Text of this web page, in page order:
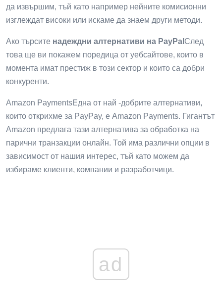
да извършим, тъй като например нейните комисионни
изглеждат високи или искаме да знаем други методи.
Ако търсите надеждни алтернативи на PayPal След
това ще ви покажем поредица от уебсайтове, които в
момента имат престиж в този сектор и които са добри
конкуренти.
Amazon PaymentsЕдна от най -добрите алтернативи,
които открихме за PayPay, е Amazon Payments. Гигантът
Amazon предлага тази алтернатива за обработка на
парични транзакции онлайн. Той има различни опции в
зависимост от нашия интерес, тъй като можем да
избираме клиенти, компании и разработчици.
ad